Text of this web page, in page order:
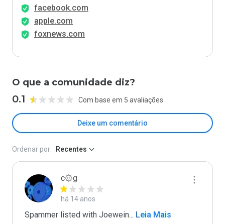
facebook.com
apple.com
foxnews.com
O que a comunidade diz?
0.1 Com base em 5 avaliações
Deixe um comentário
Ordenar por: Recentes
c۞g
há 14 anos
Spammer listed with Joewein... Leia Mais